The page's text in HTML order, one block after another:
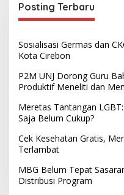
Posting Terbaru
Sosialisasi Germas dan
Kota Cirebon
P2M UNJ Dorong Guru
Produktif Meneliti dan
Meretas Tantangan
Saja Belum Cukup?
Cek Kesehatan Gratis,
Terlambat
MBG Belum Tepat
Distribusi Program